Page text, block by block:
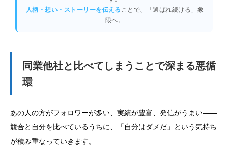
人柄・想い・ストーリーを伝える ことで、「選ばれ続ける」象
限へ。
同業他社と比べてしまうことで深まる悪循
環
あの人の方がフォロワーが多い、実績が豊富、発信がうまい——
競合と自分を比べているうちに、「自分はダメだ」という気持ち
が積み重なっていきます。